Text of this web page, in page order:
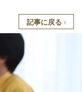
記事に戻る